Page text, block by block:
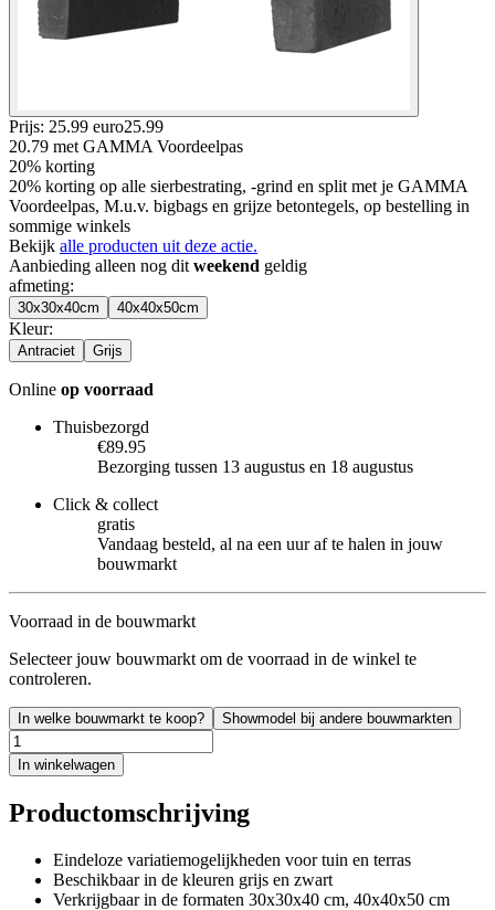
Prijs: 25.99 euro25.99
20.79 met GAMMA Voordeelpas
20% korting
20% korting op alle sierbestrating, -grind en split met je GAMMA
Voordeelpas, M.u.v. bigbags en grijze betontegels, op bestelling in
sommige winkels
Bekijk alle producten uit deze actie.
Aanbieding alleen nog dit weekend geldig
afmeting:
30x30x40cm 40x40x50cm
Kleur:
Antraciet Grijs
Online op voorraad
Thuisbezorgd
€89.95
Bezorging tussen 13 augustus en 18 augustus
Click & collect
gratis
Vandaag besteld, al na een uur af te halen in jouw
bouwmarkt
Voorraad in de bouwmarkt
Selecteer jouw bouwmarkt om de voorraad in de winkel te
controleren.
In welke bouwmarkt te koop? Showmodel bij andere bouwmarkten
In winkelwagen
Productomschrijving
Eindeloze variatiemogelijkheden voor tuin en terras
Beschikbaar in de kleuren grijs en zwart
Verkrijgbaar in de formaten 30x30x40 cm, 40x40x50 cm